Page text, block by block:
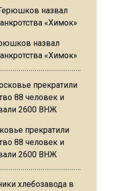
назвал
«Химок»
прекратили
88 человек и
2600 ВНЖ